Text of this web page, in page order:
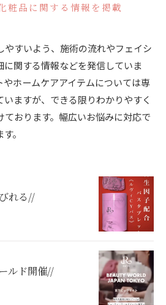
粧品に関する情報を掲載
やすいよう、施術の流れやフェイシ
に関する情報などを発信していま
やホームケアアイテムについては専
ますが、できる限りわかりやすく
ております。幅広いお悩みに対応で
。
れる//
ルド開催//